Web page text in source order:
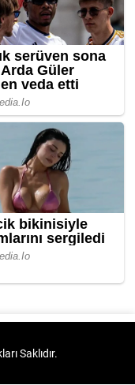
Saklıdır.